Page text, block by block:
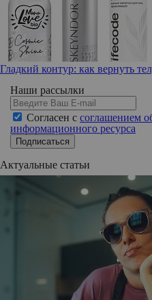
Гладкий контур: как вернуть
Наши рассылки
Согласен с соглашением
информационного ресурса
Подписаться
Актуальные статьи